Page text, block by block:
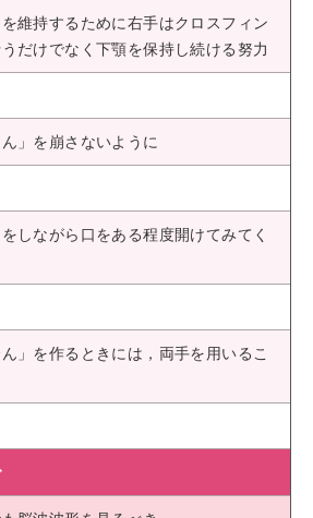
維持するために右手はクロスフィン
だけでなく下顎を保持し続ける努力
ん」を崩さないように
しながら口をある程度開けてみてく
ん」を作るときには，両手を用いるこ